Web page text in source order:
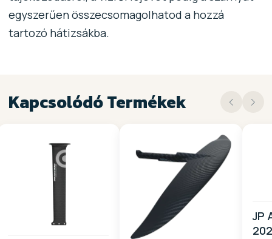
egyszerűen összecsomagolhatod a hozzá
tartozó hátizsákba.
Kapcsolódó Termékek
JP